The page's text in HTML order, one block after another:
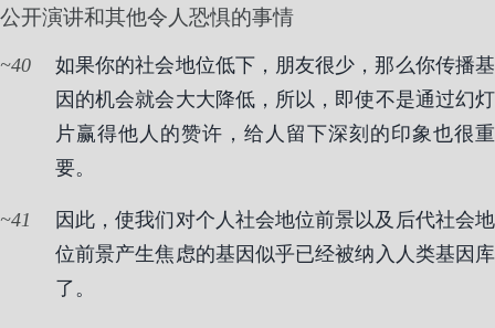
公开演讲和其他令人恐惧的事情
40
如果你的社会地位低下，朋友很少，那么你传播基
因的机会就会大大降低，所以，即使不是通过幻灯
片赢得他人的赞许，给人留下深刻的印象也很重
要。
41
因此，使我们对个人社会地位前景以及后代社会地
位前景产生焦虑的基因似乎已经被纳入人类基因库
了。